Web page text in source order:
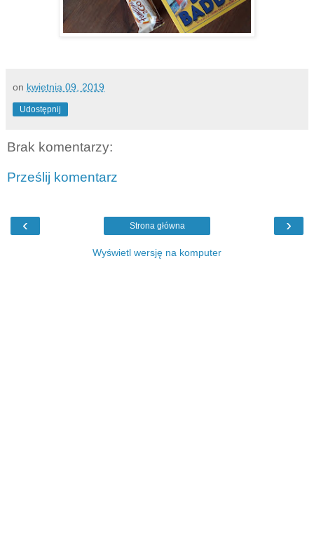
on kwietnia 09, 2019
Udostępnij
Brak komentarzy:
Prześlij komentarz
‹ ›
Strona główna
Wyświetl wersję na komputer